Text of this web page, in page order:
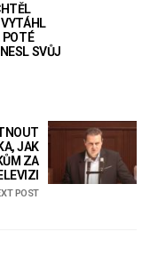
POTÉ
SVŮJ
JAK
ZA
POST